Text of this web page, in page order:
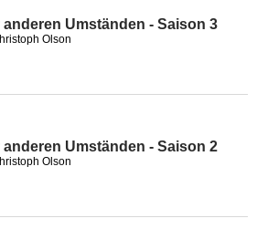
anderen Umständen - Saison 3
Olson
anderen Umständen - Saison 2
Olson